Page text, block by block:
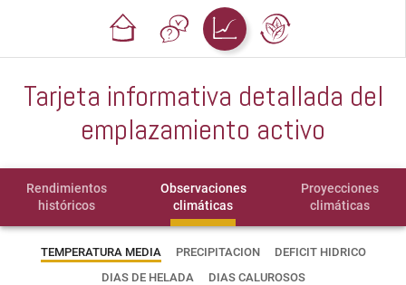
Tarjeta informativa detallada del
emplazamiento activo
Rendimientos
históricos
Observaciones
climáticas
Proyecciones
climáticas
TEMPERATURA MEDIA PRECIPITACION
DEFICIT HIDRICO
DIAS DE HELADA
DIAS CALUROSOS